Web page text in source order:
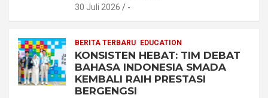
30 Juli 2026 -
BERITA TERBARU EDUCATION
KONSISTEN HEBAT: TIM DEBAT
BAHASA INDONESIA SMADA
KEMBALI RAIH PRESTASI
BERGENGSI